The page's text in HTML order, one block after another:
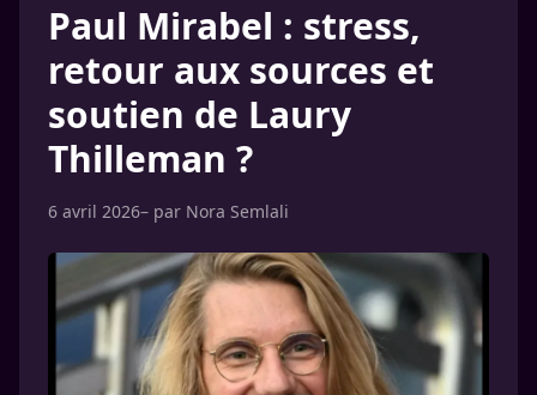
Paul Mirabel : stress,
retour aux sources et
soutien de Laury
Thilleman ?
6 avril 2026– par Nora Semlali